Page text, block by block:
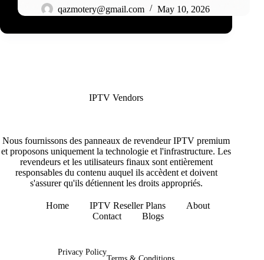
qazmotery@gmail.com
May 10, 2026
IPTV Vendors
Nous fournissons des panneaux de revendeur IPTV premium
et proposons uniquement la technologie et l'infrastructure. Les
revendeurs et les utilisateurs finaux sont entièrement
responsables du contenu auquel ils accèdent et doivent
s'assurer qu'ils détiennent les droits appropriés.
Home IPTV Reseller Plans
About
Contact
Blogs
Privacy Policy
Terms & Conditions